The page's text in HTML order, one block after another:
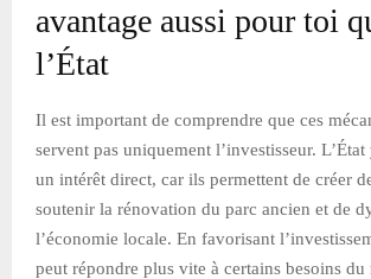
avantage aussi pour toi
l’État
Il est important de comprendre que ces
servent pas uniquement l’investisseur.
un intérêt direct, car ils permettent de créer
soutenir la rénovation du parc ancien et de
l’économie locale. En favorisant
peut répondre plus vite à certains besoins du